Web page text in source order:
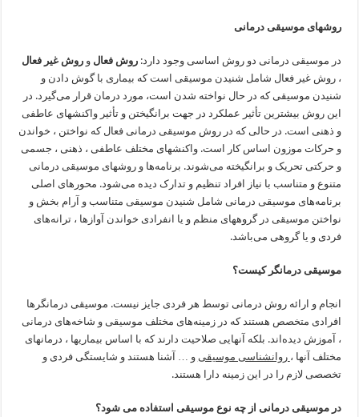
روشهای موسیقی درمانی
در موسیقی درمانی دو روش اساسی وجود دارد:روش فعال وروش غیر فعال
، روش غیر فعال شامل شنیدن موسیقی است که بیماری با گوش دادن و
شنیدن موسیقی که در حال نواخته شدن است، مورد درمان قرار می‌گیرد. در
این روش بیشترین تأثیر عملکرد در جهت برانگیختن و تأثیر واکنشهای عاطفی
و ذهنی است. در حالی که در روش موسیقی درمانی فعال که نواختن ، خواندن
و حرکات موزون اساس کار است. واکنشهای مختلف عاطفی ، ذهنی ، جسمی
و حرکتی تحریک و برانگیخته می‌شوند. برنامه‌ها و روشهای موسیقی درمانی
متنوع و متناسب با نیاز افراد تنظیم و تدارک دیده می‌شود. محورهای اصلی
برنامه‌های موسیقی درمانی شامل شنیدن موسیقی متناسب و آرام بخش و
نواختن موسیقی در گروههای منظم و یا انفرادی خواندن آوازها ، ترانه‌های
فردی و یا گروهی می‌باشد.
موسیقی درمانگر کیست؟
انجام و ارائه روش درمانی توسط هر فردی جایز نیست. موسیقی درمانگرها
افرادی متخصص هستند که در زمینه‌های مختلف موسیقی و شاخه‌های درمانی
، آموزش دیده‌اند. بلکه آنهایی صلاحیت دارند که با اساس بیماریها ، درمانهای
مختلف آنها ، روانشناسی موسیقی و … آشنا هستند و شایستگی فردی و
تخصصی لازم را در این زمینه دارا هستند.
در موسیقی درمانی از چه نوع موسیقی استفاده می شود؟